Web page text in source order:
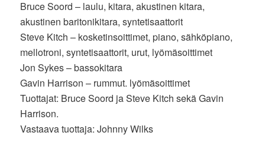
Bruce Soord – laulu, kitara, akustinen kitara,
akustinen baritonikitara, syntetisaattorit
Steve Kitch – kosketinsoittimet, piano, sähköpiano,
mellotroni, syntetisaattorit, urut, lyömäsoittimet
Jon Sykes – bassokitara
Gavin Harrison – rummut. lyömäsoittimet
Tuottajat: Bruce Soord ja Steve Kitch sekä Gavin
Harrison.
Vastaava tuottaja: Johnny Wilks